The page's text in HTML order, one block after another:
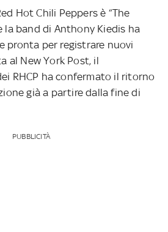
Hot Chili Peppers è “The
la band di Anthony Kiedis ha
pronta per registrare nuovi
al New York Post, il
RHCP ha confermato il ritorno
già a partire dalla fine di
PUBBLICITÀ